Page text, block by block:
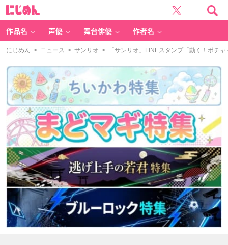
作品名 声優 舞台俳優 作者名
にじめん > ニュース > サンリオ > 「サンリオ」LINEスタンプ「動く！ポチ